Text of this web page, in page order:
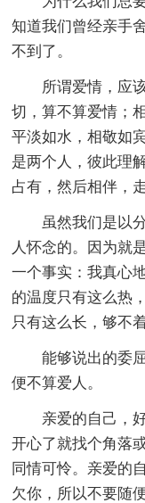
知道我们曾经亲手
不到了。
所谓爱情，应
切，算不算爱情；
平淡如水，相敬如
是两个人，彼此理
占有，然后相伴，
虽然我们是以
人怀念的。因为就
一个事实：我真心
的温度只有这么热
只有这么长，够不
能够说出的委
便不算爱人。
亲爱的自己，
开心了就找个角落
同情可怜。亲爱的
欠你，所以不要随